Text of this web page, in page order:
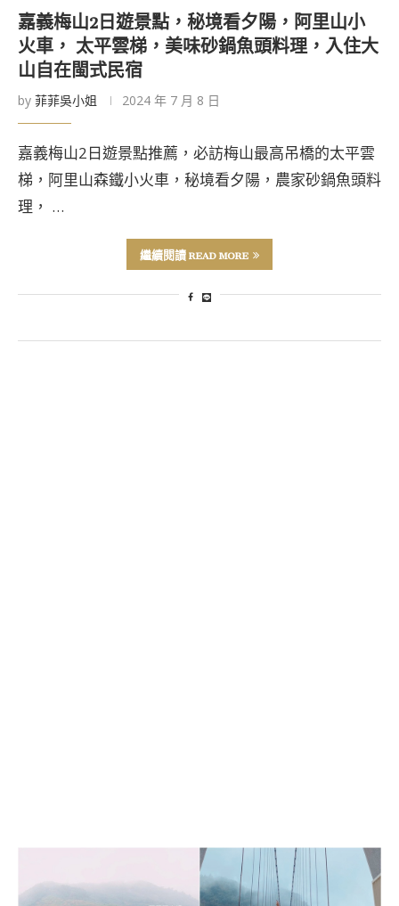
嘉義梅山2日遊景點，秘境看夕陽，阿里山小
火車， 太平雲梯，美味砂鍋魚頭料理，入住大
山自在閩式民宿
by 菲菲吳小姐 2024 年 7 月 8 日
嘉義梅山2日遊景點推薦，必訪梅山最高吊橋的太平雲
梯，阿里山森鐵小火車，秘境看夕陽，農家砂鍋魚頭料
理， …
繼續閱讀 READ MORE